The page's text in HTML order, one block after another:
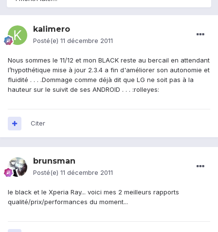
kalimero
Posté(e) 11 décembre 2011
Nous sommes le 11/12 et mon BLACK reste au bercail en attendant
l’hypothétique mise à jour 2.3.4 a fin d'améliorer son autonomie et
fluidité . . . .Dommage comme déjà dit que LG ne soit pas à la
hauteur sur le suivit de ses ANDROID . . . :rolleyes:
Citer
brunsman
Posté(e) 11 décembre 2011
le black et le Xperia Ray... voici mes 2 meilleurs rapports
qualité/prix/performances du moment...